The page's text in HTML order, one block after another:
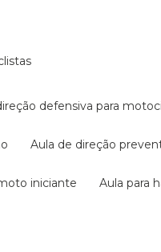
defensiva para
aula de direção
iniciante aula para